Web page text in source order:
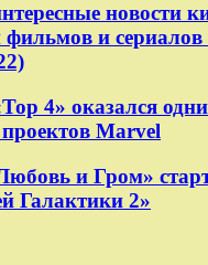
новости
и сериалов
4» оказался
Marvel
и Гром»
Галактики 2»